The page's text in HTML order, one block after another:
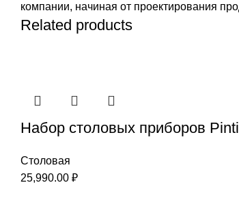
компании, начиная от проектирования
Related products
Набор столовых приборов
Столовая
25,990.00 ₽